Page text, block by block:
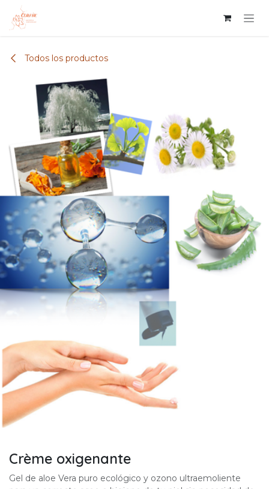
Ir al contenido
Todos los productos
Crème oxigenante
Gel de aloe Vera puro ecológico y ozono ultraemoliente